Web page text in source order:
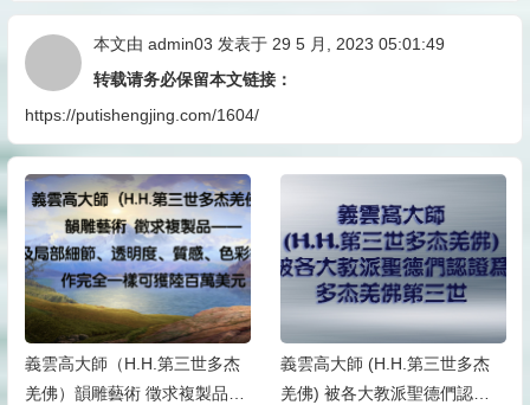
本文由 admin03 发表于 29 5 月, 2023 05:01:49
转载请务必保留本文链接：
https://putishengjing.com/1604/
義雲高大師（H.H.第三世多杰
羌佛）韻雕藝術 徵求複製品
義雲高大師 (H.H.第三世多杰
羌佛) 被各大教派聖德們認證